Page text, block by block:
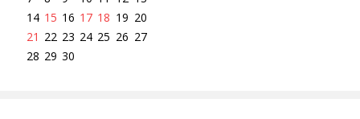
14 15 16 17 18 19 20
21 22 23 24 25 26 27
28 29 30